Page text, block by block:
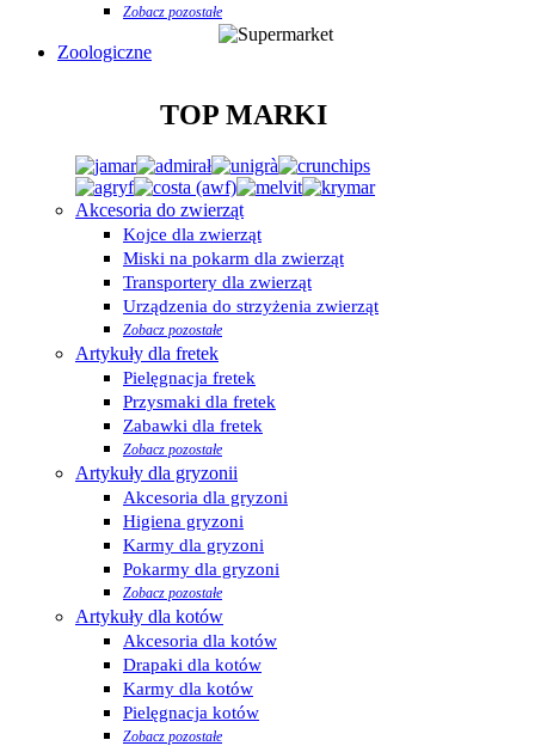
Zobacz pozostałe
Zoologiczne
TOP MARKI
Akcesoria do zwierząt
Kojce dla zwierząt
Miski na pokarm dla zwierząt
Transportery dla zwierząt
Urządzenia do strzyżenia zwierząt
Zobacz pozostałe
Artykuły dla fretek
Pielęgnacja fretek
Przysmaki dla fretek
Zabawki dla fretek
Zobacz pozostałe
Artykuły dla gryzonii
Akcesoria dla gryzoni
Higiena gryzoni
Karmy dla gryzoni
Pokarmy dla gryzoni
Zobacz pozostałe
Artykuły dla kotów
Akcesoria dla kotów
Drapaki dla kotów
Karmy dla kotów
Pielęgnacja kotów
Zobacz pozostałe